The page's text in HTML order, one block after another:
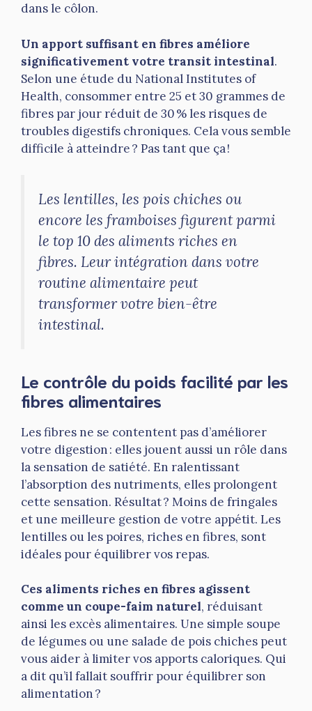
dans le côlon.
Un apport suffisant en fibres améliore
significativement votre transit intestinal.
Selon une étude du National Institutes of
Health, consommer entre 25 et 30 grammes de
fibres par jour réduit de 30 % les risques de
troubles digestifs chroniques. Cela vous semble
difficile à atteindre ? Pas tant que ça !
Les lentilles, les pois chiches ou
encore les framboises figurent parmi
le top 10 des aliments riches en
fibres. Leur intégration dans votre
routine alimentaire peut
transformer votre bien-être
intestinal.
Le contrôle du poids facilité par les
fibres alimentaires
Les fibres ne se contentent pas d’améliorer
votre digestion : elles jouent aussi un rôle dans
la sensation de satiété. En ralentissant
l’absorption des nutriments, elles prolongent
cette sensation. Résultat ? Moins de fringales
et une meilleure gestion de votre appétit. Les
lentilles ou les poires, riches en fibres, sont
idéales pour équilibrer vos repas.
Ces aliments riches en fibres agissent
comme un coupe-faim naturel, réduisant
ainsi les excès alimentaires. Une simple soupe
de légumes ou une salade de pois chiches peut
vous aider à limiter vos apports caloriques. Qui
a dit qu’il fallait souffrir pour équilibrer son
alimentation ?